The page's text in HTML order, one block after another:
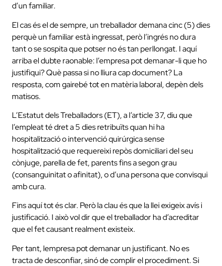
d’un familiar.
El cas és el de sempre, un treballador demana cinc (5) dies
perquè un familiar està ingressat, però l’ingrés no dura
tant o se sospita que potser no és tan perllongat. I aquí
arriba el dubte raonable: l’empresa pot demanar-li que ho
justifiqui? Què passa si no lliura cap document? La
resposta, com gairebé tot en matèria laboral, depèn dels
matisos.
L’Estatut dels Treballadors (ET), a l’article 37, diu que
l’empleat té dret a 5 dies retribuïts quan hi ha
hospitalització o intervenció quirúrgica sense
hospitalització que requereixi repòs domiciliari del seu
cònjuge, parella de fet, parents fins a segon grau
(consanguinitat o afinitat), o d’una persona que convisqui
amb cura.
Fins aquí tot és clar. Però la clau és que la llei exigeix ​​avís i
justificació. I això vol dir que el treballador ha d’acreditar
que el fet causant realment existeix.
Per tant, lempresa pot demanar un justificant. No es
tracta de desconfiar, sinó de complir el procediment. Si